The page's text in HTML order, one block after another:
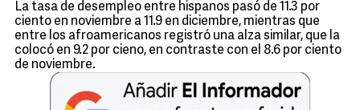
La tasa de desempleo entre hispanos pasó de 11.3 por
ciento en noviembre a 11.9 en diciembre, mientras que
entre los afroamericanos registró una alza similar, que la
colocó en 9.2 por cieno, en contraste con el 8.6 por ciento
de noviembre.